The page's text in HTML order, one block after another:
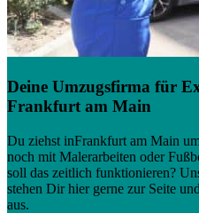
Deine Umzugsfirma für
Frankfurt am Main
Du ziehst inFrankfurt am Main
noch mit Malerarbeiten oder
soll das zeitlich funktionieren?
stehen Dir hier gerne zur Seite
aus.